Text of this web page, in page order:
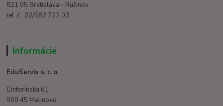
821 05 Bratislava - Ružinov
tel. č.: 02/582 722 03
Informácie
EduServis s. r. o.
Cintorínska 61
900 45 Malinovo